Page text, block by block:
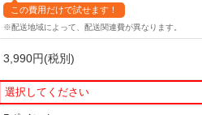
この費用だけで試せます！
※配送地域によって、 配送関連費が異なります。
3,990円(税別)